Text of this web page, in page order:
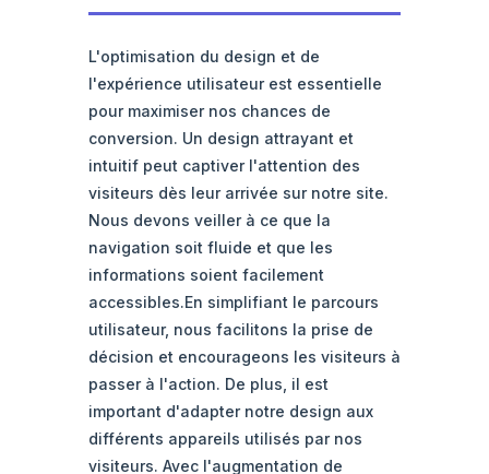
L'optimisation du design et de
l'expérience utilisateur est essentielle
pour maximiser nos chances de
conversion. Un design attrayant et
intuitif peut captiver l'attention des
visiteurs dès leur arrivée sur notre site.
Nous devons veiller à ce que la
navigation soit fluide et que les
informations soient facilement
accessibles.En simplifiant le parcours
utilisateur, nous facilitons la prise de
décision et encourageons les visiteurs à
passer à l'action. De plus, il est
important d'adapter notre design aux
différents appareils utilisés par nos
visiteurs. Avec l'augmentation de